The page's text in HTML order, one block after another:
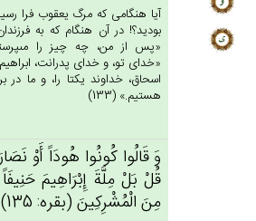
آيا هنگامى كه مرگ يعقوب فرا
بوديد؟! در آن هنگام كه به
«پس از من، چه چيز را
«خداى تو، و خداى پدرانت،
اسحاق، خداوند يكتا را، و ما در
هستيم.» (133)
وَ قَالُوا كُونُوا هُودَاً أَوْ
قُل‌ْ بَل‌ْ مِلَّة‌َ إِبْرَاهِيم‌َ
مِن‌َ الْمُشْرِكِين‌َ (بقره: 135)